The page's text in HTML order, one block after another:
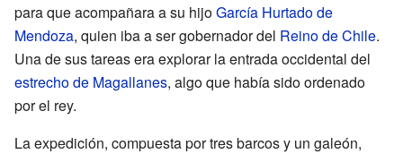
para que acompañara a su hijoGarcía Hurtado de
Mendoza, quien iba a ser gobernador del Reino de Chile.
Una de sus tareas era explorar la entrada occidental del
estrecho de Magallanes, algo que había sido ordenado
por el rey.
La expedición, compuesta por tres barcos y un galeón,